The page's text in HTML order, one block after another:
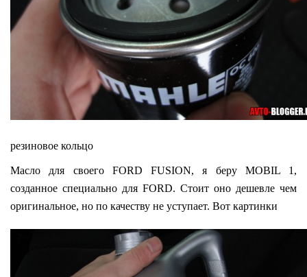
резиновое кольцо
Масло для своего FORD FUSION, я беру MOBIL 1,
созданное специально для FORD. Стоит оно дешевле чем
оригинальное, но по качеству не уступает. Вот картинки